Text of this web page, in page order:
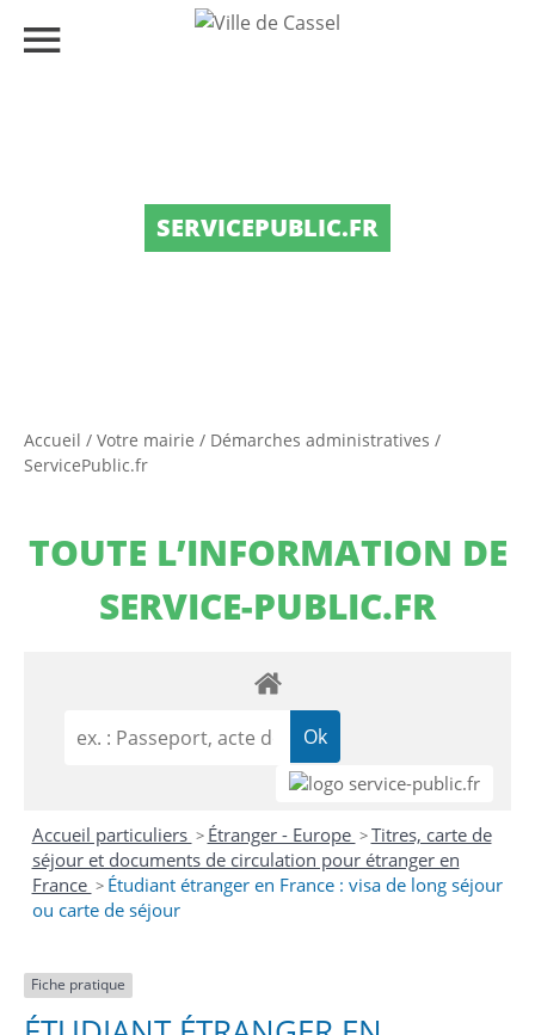
SERVICEPUBLIC.FR
Accueil / Votre mairie / Démarches administratives /
ServicePublic.fr
TOUTE L’INFORMATION DE
SERVICE-PUBLIC.FR
Accueil particuliers > Étranger - Europe >Titres, carte de
séjour et documents de circulation pour étranger en
France > Étudiant étranger en France : visa de long séjour
ou carte de séjour
Fiche pratique